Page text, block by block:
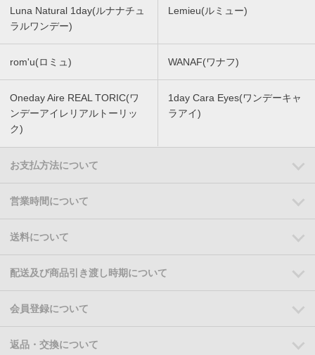
Luna Natural 1day(ルナナチュ
ラルワンデー)
Lemieu(ルミュー)
rom'u(ロミュ) WANAF(ワナフ)
Oneday Aire REAL TORIC(ワ
ンデーアイレリアルトーリッ
ク)
1day Cara Eyes(ワンデーキャ
ラアイ)
お支払方法について
営業時間について
送料について
配送及び商品引き渡し時期について
会員登録について
返品・交換について